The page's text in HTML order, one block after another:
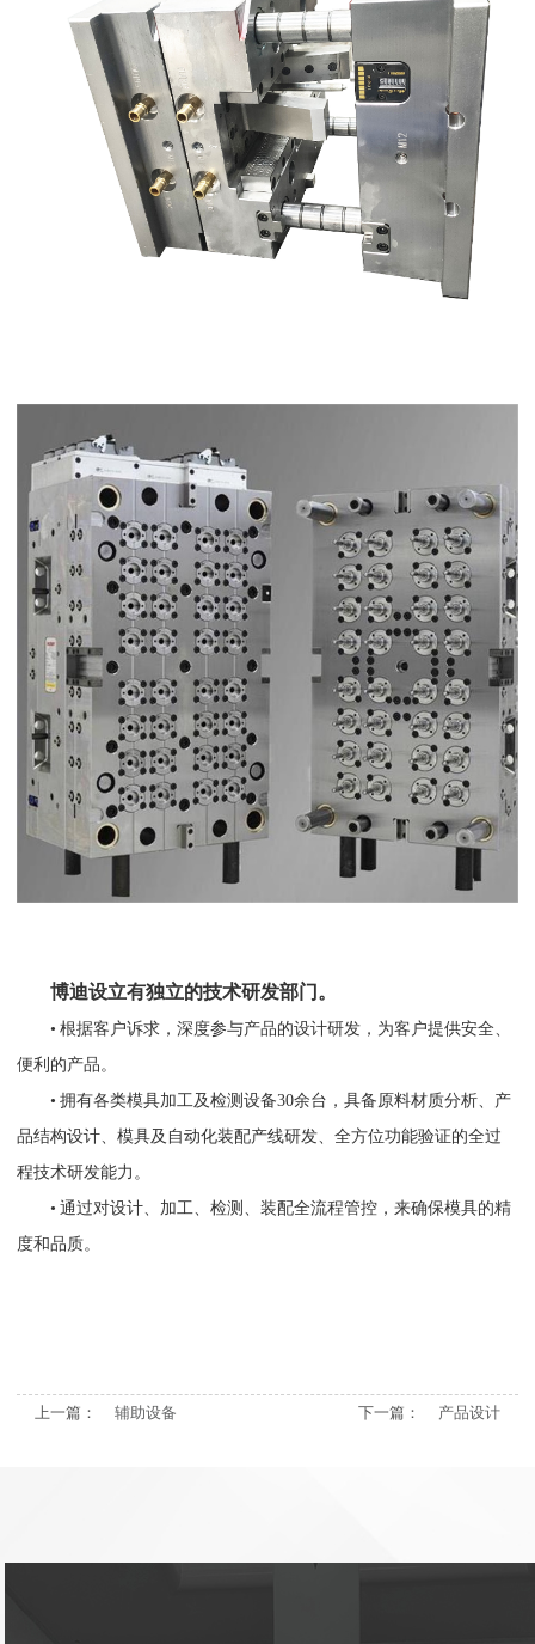
博迪设立有独立的技术研发部门。
• 根据客户诉求，深度参与产品的设计研发，为客户提供安全、
便利的产品。
• 拥有各类模具加工及检测设备30余台，具备原料材质分析、产
品结构设计、模具及自动化装配产线研发、全方位功能验证的全过
程技术研发能力。
• 通过对设计、加工、检测、装配全流程管控，来确保模具的精
度和品质。
上一篇： 辅助设备 下一篇： 产品设计